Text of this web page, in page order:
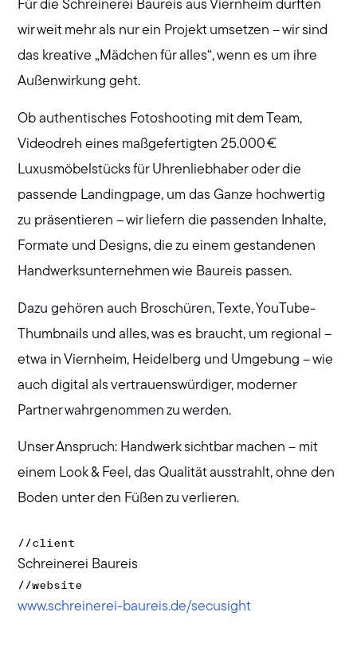
Für die Schreinerei Baureis aus Viernheim durften
wir weit mehr als nur ein Projekt umsetzen – wir sind
das kreative „Mädchen für alles“, wenn es um ihre
Außenwirkung geht.
Ob authentisches Fotoshooting mit dem Team,
Videodreh eines maßgefertigten 25.000 €
Luxusmöbelstücks für Uhrenliebhaber oder die
passende Landingpage, um das Ganze hochwertig
zu präsentieren – wir liefern die passenden Inhalte,
Formate und Designs, die zu einem gestandenen
Handwerksunternehmen wie Baureis passen.
Dazu gehören auch Broschüren, Texte, YouTube-
Thumbnails und alles, was es braucht, um regional –
etwa in Viernheim, Heidelberg und Umgebung – wie
auch digital als vertrauenswürdiger, moderner
Partner wahrgenommen zu werden.
Unser Anspruch: Handwerk sichtbar machen – mit
einem Look & Feel, das Qualität ausstrahlt, ohne den
Boden unter den Füßen zu verlieren.
//client
Schreinerei Baureis
//website
www.schreinerei-baureis.de/secusight